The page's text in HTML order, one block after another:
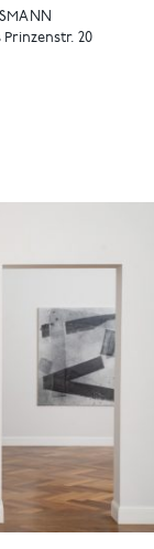
Prinzenstr. 20